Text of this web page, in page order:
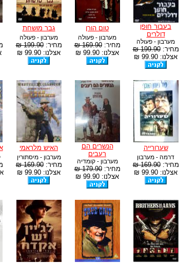
בעבור חופן
דולרים
מערבון - פעולה
מחיר:199.90 ₪
אצלנו: 99.90 ₪
טום הורן
מערבון - פעולה
מחיר:169.90 ₪
אצלנו: 99.90 ₪
גבר מושחת
מערבון - פעולה
מחיר:199.90 ₪
אצלנו: 99.90 ₪
שערורייה
דרמה - מערבון
מחיר:169.90 ₪
אצלנו: 99.90 ₪
הנשרים הם
רעבים
מערבון - קומדיה
מחיר:179.90 ₪
אצלנו: 99.90 ₪
האיש מלראמי
מערבון - מיסתורין
מחיר:169.90 ₪
אצלנו: 99.90 ₪